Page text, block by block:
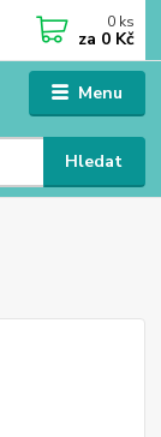
Menu
Hledat
0 ks
za 0 Kč